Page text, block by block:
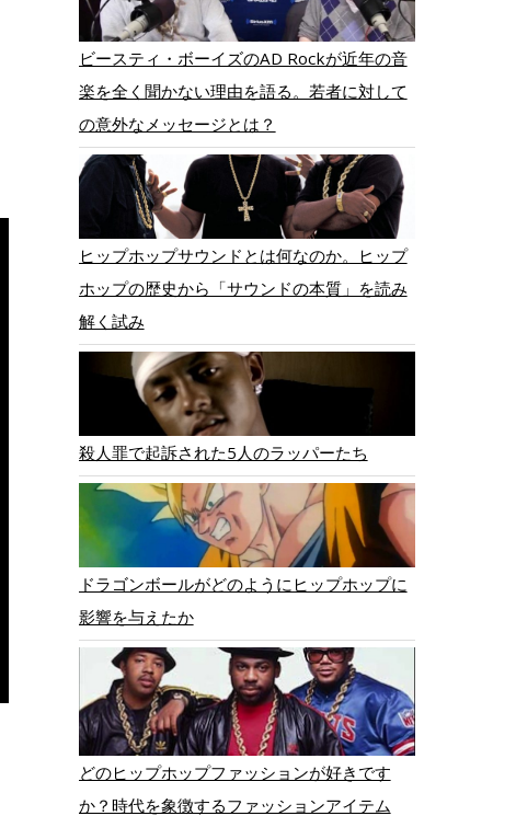
ビースティ・ボーイズのAD Rockが近年の音
楽を全く聞かない理由を語る。若者に対して
の意外なメッセージとは？
ヒップホップサウンドとは何なのか。ヒップ
ホップの歴史から「サウンドの本質」を読み
解く試み
殺人罪で起訴された5人のラッパーたち
ドラゴンボールがどのようにヒップホップに
影響を与えたか
どのヒップホップファッションが好きです
か？時代を象徴するファッションアイテム